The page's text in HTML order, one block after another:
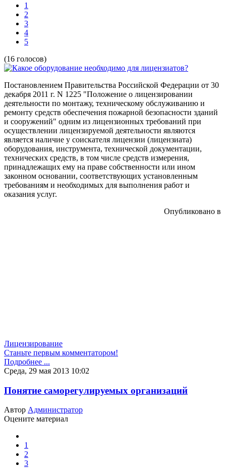
1
2
3
4
5
(16 голосов)
Постановлением Правительства Российской Федерации от 30
декабря 2011 г. N 1225 "Положение о лицензировании
деятельности по монтажу, техническому обслуживанию и
ремонту средств обеспечения пожарной безопасности зданий
и сооружений" одним из лицензионных требований при
осуществлении лицензируемой деятельности являются
является наличие у соискателя лицензии (лицензиата)
оборудования, инструмента, технической документации,
технических средств, в том числе средств измерения,
принадлежащих ему на праве собственности или ином
законном основании, соответствующих установленным
требованиям и необходимых для выполнения работ и
оказания услуг.
Опубликовано в
Лицензирование
Станьте первым комментатором!
Подробнее ...
Среда, 29 мая 2013 10:02
Понятие саморегулируемых организаций
Автор Администратор
Оцените материал
1
2
3